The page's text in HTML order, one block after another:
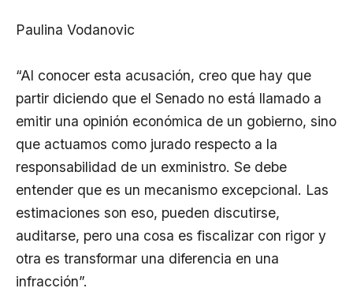
Paulina Vodanovic
“Al conocer esta acusación, creo que hay que
partir diciendo que el Senado no está llamado a
emitir una opinión económica de un gobierno, sino
que actuamos como jurado respecto a la
responsabilidad de un exministro. Se debe
entender que es un mecanismo excepcional. Las
estimaciones son eso, pueden discutirse,
auditarse, pero una cosa es fiscalizar con rigor y
otra es transformar una diferencia en una
infracción”.